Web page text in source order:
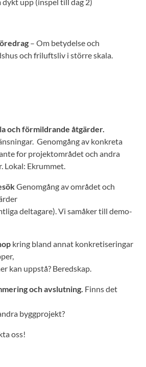
– Om betydelse och
och friluftsliv i större skala.
och förmildrande åtgärder.
Genomgång av konkreta
for projektområdet och andra
Lokal: Ekrummet.
Genomgång av området och
deltagare). Vi samåker till demo-
kring bland annat konkretiseringar
kan uppstå? Beredskap.
och avslutning. Finns det
byggprojekt?
oss!